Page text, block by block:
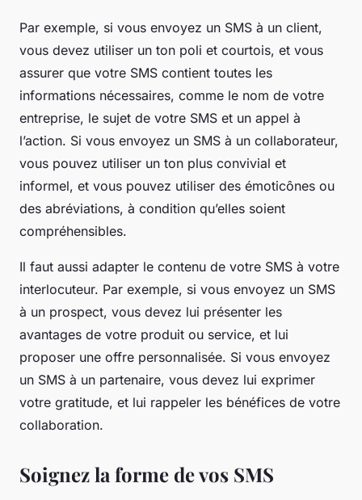
Par exemple, si vous envoyez un SMS à un client,
vous devez utiliser un ton poli et courtois, et vous
assurer que votre SMS contient toutes les
informations nécessaires, comme le nom de votre
entreprise, le sujet de votre SMS et un appel à
l’action. Si vous envoyez un SMS à un collaborateur,
vous pouvez utiliser un ton plus convivial et
informel, et vous pouvez utiliser des émoticônes ou
des abréviations, à condition qu’elles soient
compréhensibles.
Il faut aussi adapter le contenu de votre SMS à votre
interlocuteur. Par exemple, si vous envoyez un SMS
à un prospect, vous devez lui présenter les
avantages de votre produit ou service, et lui
proposer une offre personnalisée. Si vous envoyez
un SMS à un partenaire, vous devez lui exprimer
votre gratitude, et lui rappeler les bénéfices de votre
collaboration.
Soignez la forme de vos SMS